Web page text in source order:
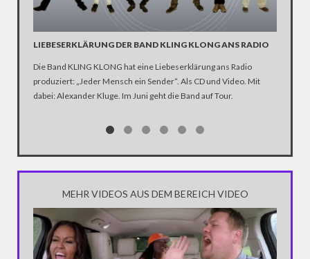
LIEBESERKLÄRUNG DER BAND KLING KLONG ANS RADIO
Die Band KLING KLONG hat eine Liebeserklärung ans Radio
produziert: „Jeder Mensch ein Sender“. Als CD und Video. Mit
dabei: Alexander Kluge. Im Juni geht die Band auf Tour.
MEHR VIDEOS AUS DEM BEREICH VIDEO